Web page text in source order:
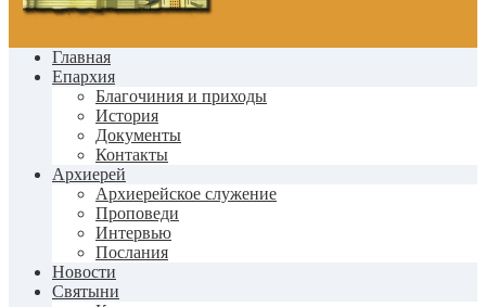
Главная
Епархия
Благочиния и приходы
История
Документы
Контакты
Архиерей
Архиерейское служение
Проповеди
Интервью
Послания
Новости
Святыни